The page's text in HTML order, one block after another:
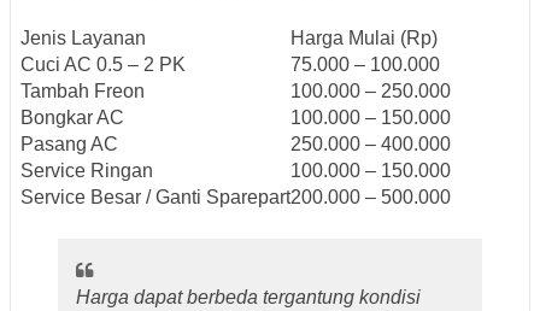
Jenis Layanan
Harga Mulai (Rp)
Cuci AC 0.5 – 2 PK
75.000 – 100.000
Tambah Freon
100.000 – 250.000
Bongkar AC
100.000 – 150.000
Pasang AC
250.000 – 400.000
Service Ringan
100.000 – 150.000
Service Besar / Ganti Sparepart200.000 – 500.000
Harga dapat berbeda tergantung kondisi